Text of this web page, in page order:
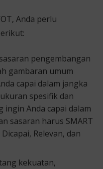
Anda perlu
pengembangan
gambaran umum
capai dalam jangka
spesifik dan
Anda capai dalam
sasaran harus SMART
Relevan, dan
kekuatan,